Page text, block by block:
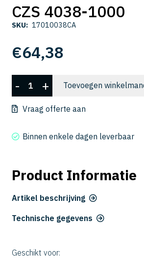
CZS 4038-1000
SKU: 17010038CA
€64,38
4038-
1000
- + Toevoegen
Vraag offerte aan
Binnen enkele dagen leverbaar
Product Informatie
Artikel beschrijving
Technische gegevens
Geschikt voor: